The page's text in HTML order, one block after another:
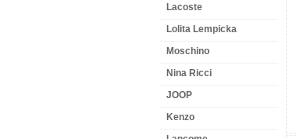
Lacoste
Lolita Lempicka
Moschino
Nina Ricci
JOOP
Kenzo